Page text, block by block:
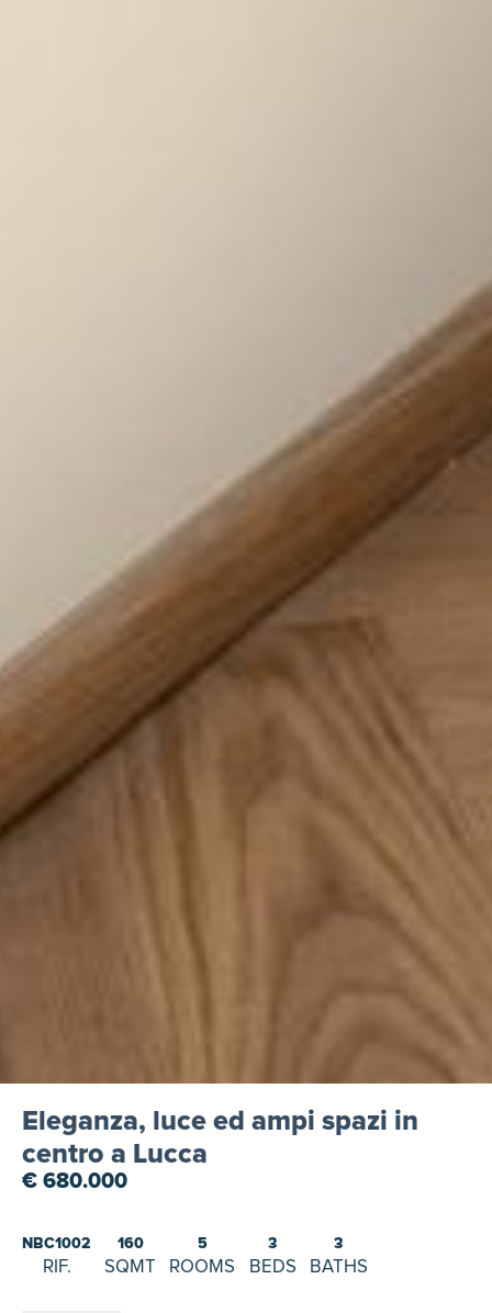
Eleganza, luce ed ampi spazi in
centro a Lucca
€ 680.000
NBC1002
RIF.
160
SQMT
5
ROOMS
3
BEDS
3
BATHS